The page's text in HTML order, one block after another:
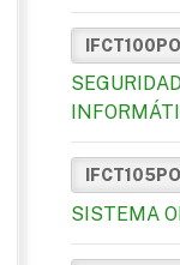
IFCT100PO
IFCT105PO
SISTEMA